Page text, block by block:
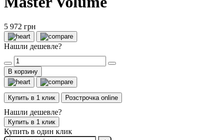
5 972 грн
Нашли дешевле?
В корзину
Купить в 1 клик Розстрочка online
Нашли дешевле?
Купить в 1 клик
Купить в один клик